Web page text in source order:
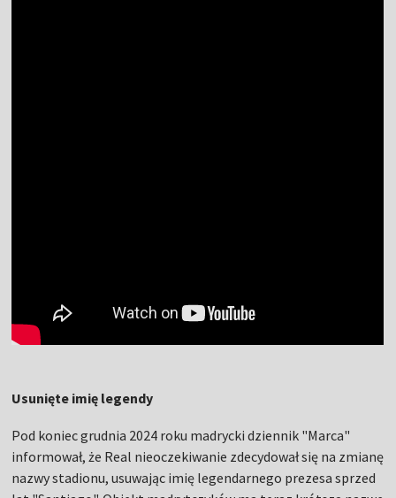
Usunięte imię legendy
Pod koniec grudnia 2024 roku madrycki dziennik "Marca"
informował, że Real nieoczekiwanie zdecydował się na zmianę
nazwy stadionu, usuwając imię legendarnego prezesa sprzed